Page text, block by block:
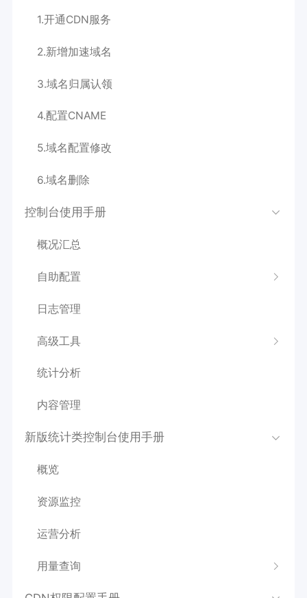
1.开通CDN服务
2.新增加速域名
3.域名归属认领
4.配置CNAME
5.域名配置修改
6.域名删除
控制台使用手册
概况汇总
自助配置
日志管理
高级工具
统计分析
内容管理
新版统计类控制台使用手册
概览
资源监控
运营分析
用量查询